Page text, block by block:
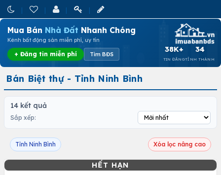
Mua Bán Nhà Đất Nhanh Chóng
Kênh bất động sản miễn phí, uy tín
+ Đăng tin miễn phí Tìm BĐS
38K+
TIN ĐĂNG
34
TỈNH THÀNH
Bán Biệt thự - Tỉnh Ninh Bình
14 kết quả
Sắp xếp:
Tỉnh Ninh Bình Xóa lọc nâng cao